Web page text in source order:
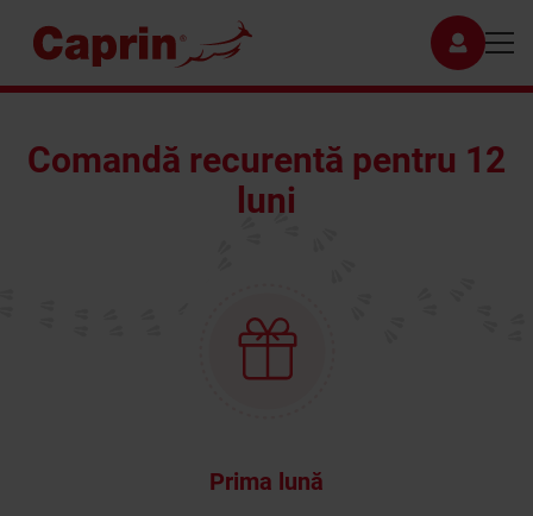
Comandă recurentă pentru 12
luni
Prima lună